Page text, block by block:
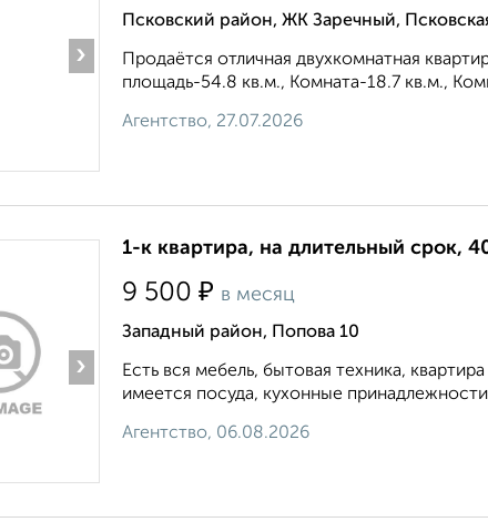
›
Псковский район, ЖК Заречный,
Продаётся отличная двухкомнатная
площадь-54.8 кв.м., Комната-18.7 кв.м.,
Агентство, 27.07.2026
›
1-к квартира, на длительный срок,
9 500 ₽ в месяц
Западный район, Попова 10
Есть вся мебель, бытовая техника,
имеется посуда, кухонные
Агентство, 06.08.2026